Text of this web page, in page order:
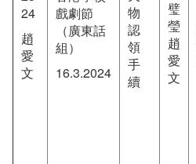
24
趙
愛
文
戲劇節
（廣東話
組）
16.3.2024
物
認
領
手
續
璧
瑩
趙
愛
文